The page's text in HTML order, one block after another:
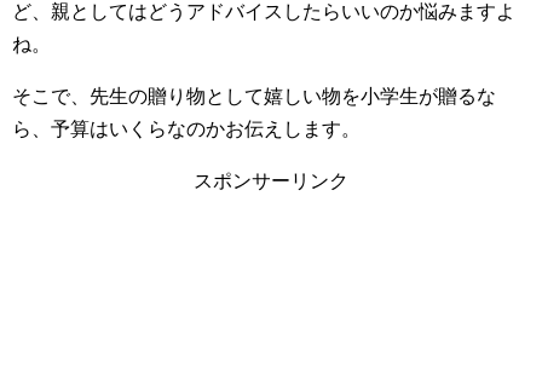
ど、親としてはどうアドバイスしたらいいのか悩みますよ
ね。
そこで、先生の贈り物として嬉しい物を小学生が贈るな
ら、予算はいくらなのかお伝えします。
スポンサーリンク